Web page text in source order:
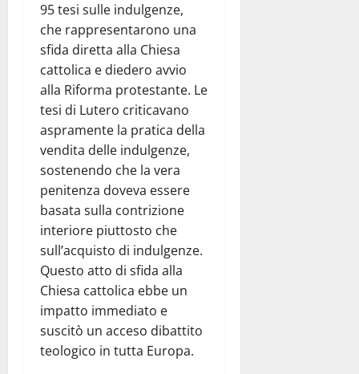
95 tesi sulle indulgenze,
che rappresentarono una
sfida diretta alla Chiesa
cattolica e diedero avvio
alla Riforma protestante. Le
tesi di Lutero criticavano
aspramente la pratica della
vendita delle indulgenze,
sostenendo che la vera
penitenza doveva essere
basata sulla contrizione
interiore piuttosto che
sull’acquisto di indulgenze.
Questo atto di sfida alla
Chiesa cattolica ebbe un
impatto immediato e
suscitò un acceso dibattito
teologico in tutta Europa.